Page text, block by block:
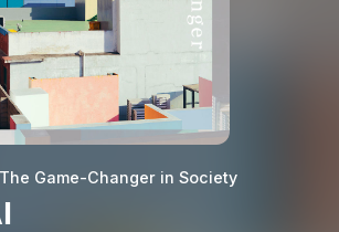
Game-Changer in Society